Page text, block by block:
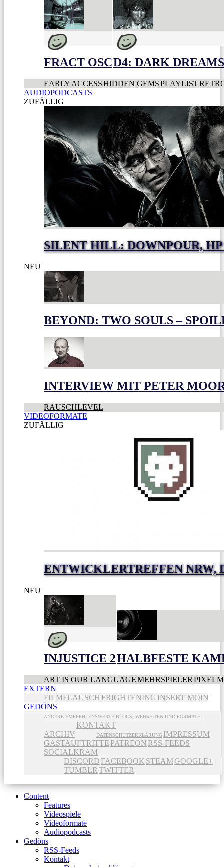
FRACT OSCD4: DARK
EARLY ACCESSHIDDEN GEMSPLAYLIST
AUDIOPODCASTS
ZUFÄLLIG
SILENT HILL: DOWNPOUR,
NEU
BEYOND: TWO SOULS –
INTERVIEW MIT PETER
RAUSCHLEVEL
VIDEOFORMATE
ZUFÄLLIG
ENTWICKLERTREFFEN NRW,
NEU
INJUSTICE 2HALBFESTE
ART IS OUR LANGUAGEMEHRSPIELER
EXTERN
FILMFLAUSCH FRIGHTENING INSERT MOIN
GEDÖNS
ANDERE EMPFEHLENSWERTE BLOGS, WEBSEITEN UND FORMATE
ARCHIV
KONTAKT
DATENSCHUTZERKLÄRUNG IMPRESSUM
GASTAUFTRITTE PATREON RSS-FEEDS
SOCIALKRAM
DISCORD FACEBOOK STEAMGOOGLE+
TUMBLR TWITTER
Content
Features
Videospiele
Videoformate
Audiopodcasts
Gedöns
RSS-Feeds
Kontakt